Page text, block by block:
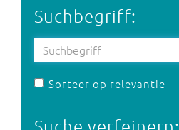
Suchbegriff:
Sorteer op relevantie
Suche verfeinern: